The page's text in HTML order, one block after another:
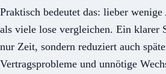
Praktisch bedeutet das: lieber
als viele lose vergleichen. Ein klarer
nur Zeit, sondern reduziert auch
Vertragsprobleme und unnötige